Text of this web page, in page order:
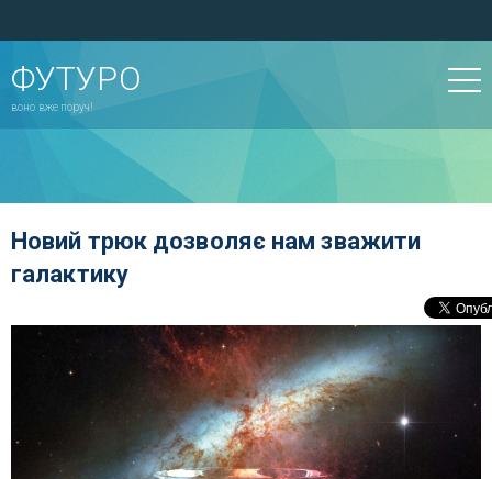
ФУТУРО
воно вже поруч!
Новий трюк дозволяє нам зважити
галактику